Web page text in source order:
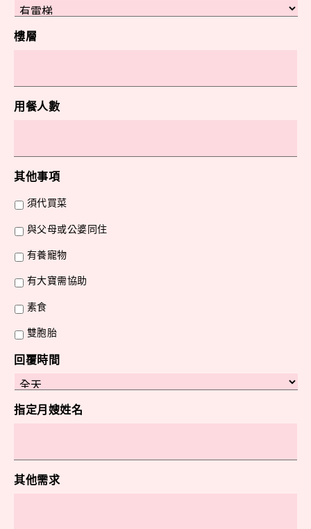
樓層
用餐人數
其他事項
須代買菜
與父母或公婆同住
有養寵物
有大寶需協助
素食
雙胞胎
回覆時間
指定月嫂姓名
其他需求